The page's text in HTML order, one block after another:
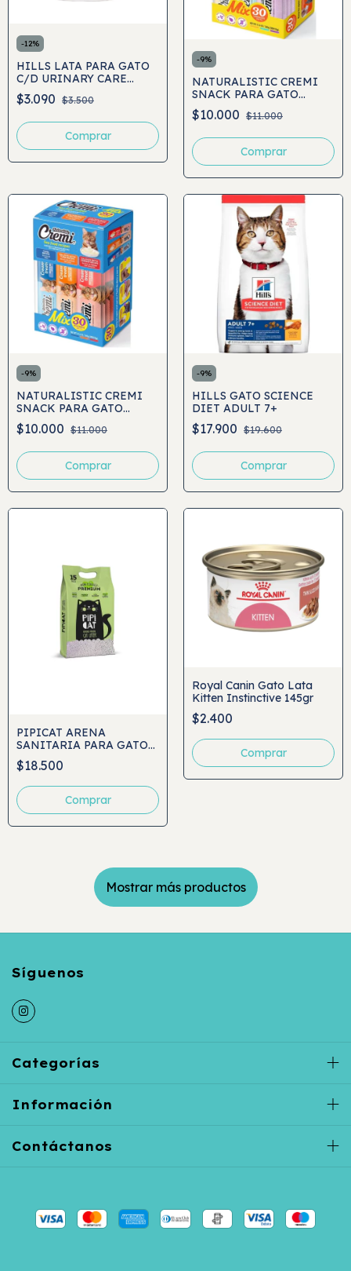
-12%
HILLS LATA PARA GATO
C/D URINARY CARE
156GR
$3.090 $3.500
-9%
NATURALISTIC CREMI
SNACK PARA GATO
CHICKEN VARIEDADES
30UND
$10.000 $11.000
-9%
NATURALISTIC CREMI
SNACK PARA GATO
SEAFOOD VARIEDADES
30UND
$10.000 $11.000
-9%
HILLS GATO SCIENCE
DIET ADULT 7+
$17.900 $19.600
Comprar
PIPICAT ARENA
SANITARIA PARA GATO
AROMA LAVANDA 15KG
$18.500
Comprar
Royal Canin Gato Lata
Kitten Instinctive 145gr
$2.400
Mostrar más productos
Categorías
Información
Contáctanos